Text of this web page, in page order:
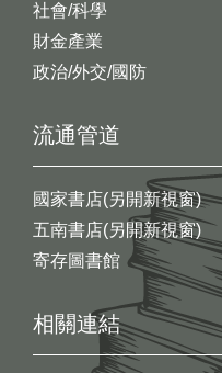
社會/科學
財金產業
政治/外交/國防
流通管道
國家書店(另開新視窗)
五南書店(另開新視窗)
寄存圖書館
相關連結